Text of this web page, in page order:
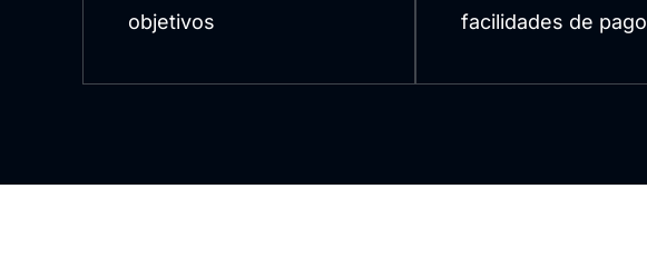
objetivos
facilidades de pago